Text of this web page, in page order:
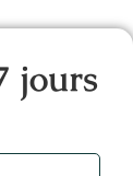
jours